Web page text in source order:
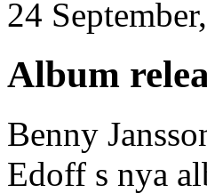
24
Album
Benny
Edoff s nya